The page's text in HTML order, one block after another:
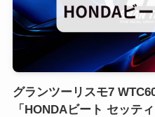
グランツーリスモ7
「HONDAビート セッティ